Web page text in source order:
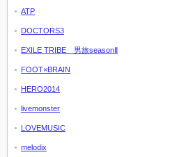
ATP
DOCTORS3
EXILE TRIBE 男旅seasonⅡ
FOOT×BRAIN
HERO2014
livemonster
LOVEMUSIC
melodix